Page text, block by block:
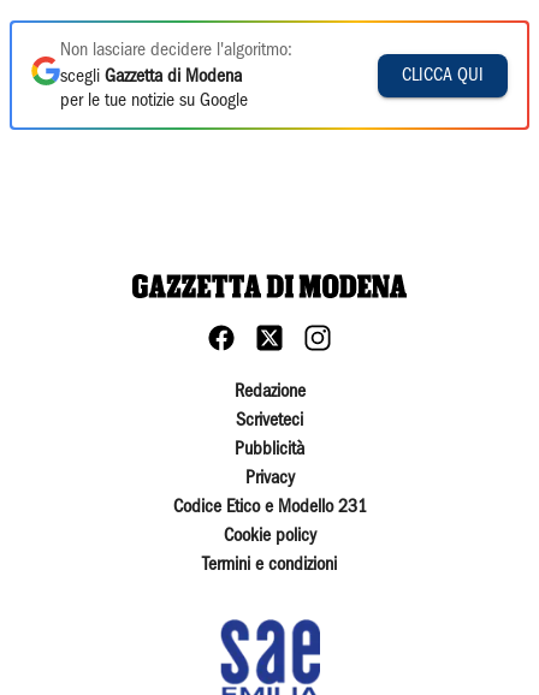
Non lasciare decidere l'algoritmo:
scegli Gazzetta di Modena
per le tue notizie su Google
CLICCA QUI
Redazione
Scriveteci
Pubblicità
Privacy
Codice Etico e Modello 231
Cookie policy
Termini e condizioni